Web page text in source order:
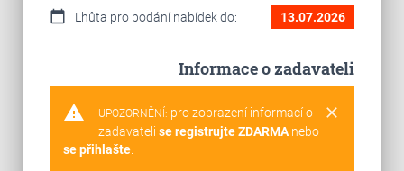
calendar_today Lhůta pro podání nabídek do: 13.07.2026
Informace o zadavateli
warning clear
UPOZORNĚNÍ: pro zobrazení informací o
zadavateli se registrujte ZDARMAnebo
se přihlašte.